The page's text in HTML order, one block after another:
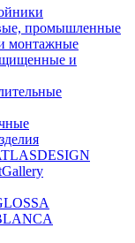
промышленные
монтажные
и